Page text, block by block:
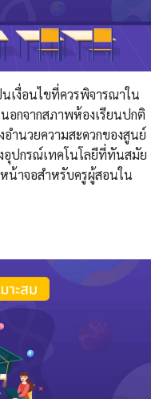
เงื่อนไขที่ควรพิจารณาใน
อกจากสภาพห้องเรียนปกติ
อำนวยความสะดวกของสูนย์
ปกรณ์เทคโนโลยีที่ทันสมัย
น้าจอสำหรับครูผู้สอนใน